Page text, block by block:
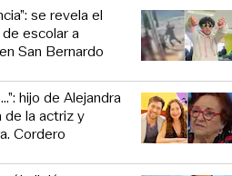
se revela el
escolar a
San Bernardo
hijo de Alejandra
de la actriz y
Cordero